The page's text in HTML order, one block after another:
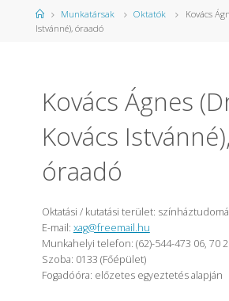
KezdőlapMunkatársak Oktatók
Kovács
Istvánné), óraadó
Kovács Ágnes
Kovács Istvánné),
óraadó
Oktatási / kutatási terület:
E-mail: xag@freemail.hu
Munkahelyi telefon: (62)-544-473 06, 70
Szoba: 0133 (Főépület)
Fogadóóra: előzetes egyeztetés alapján